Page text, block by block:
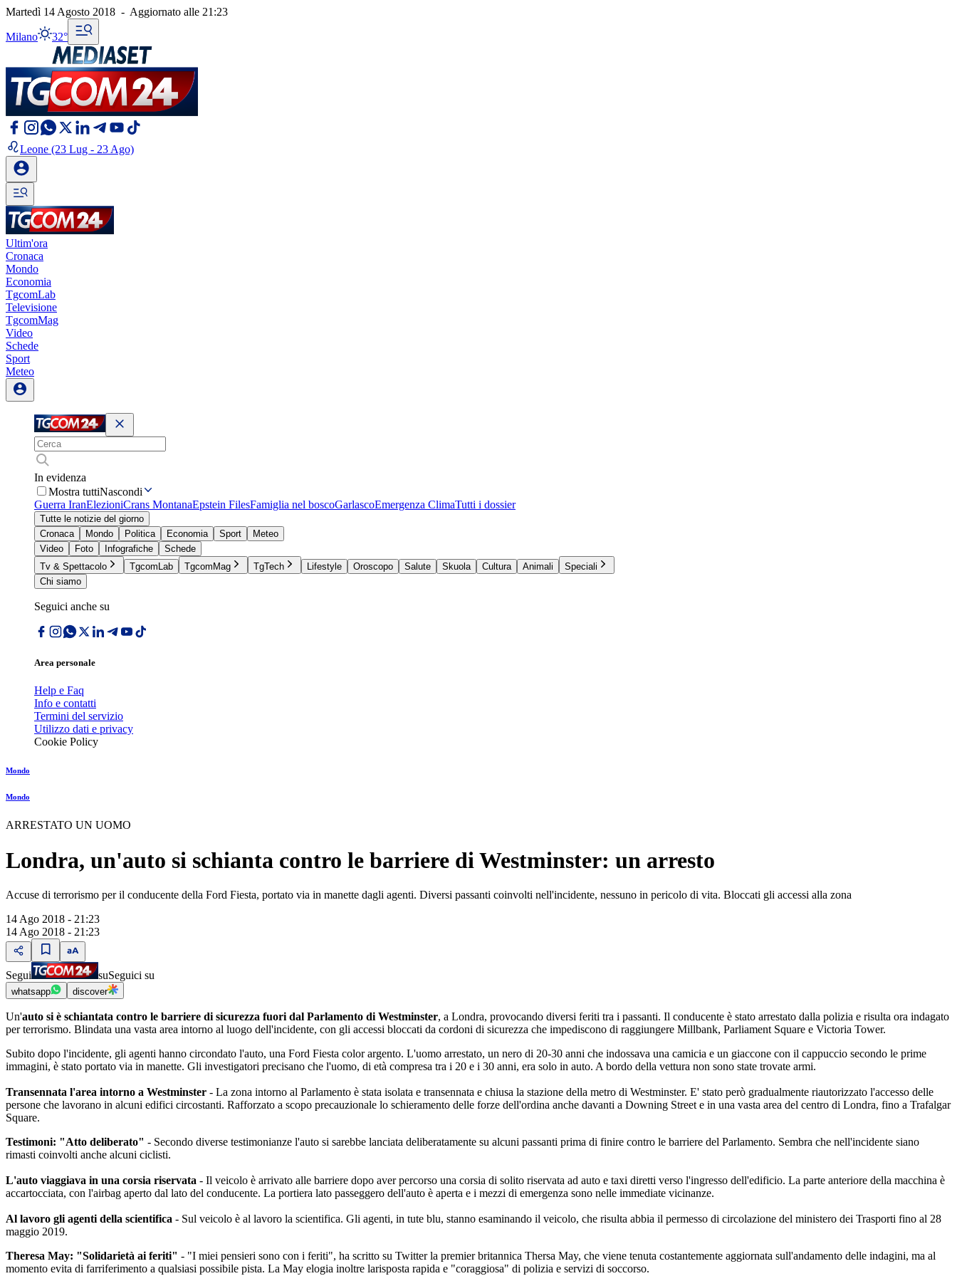
Martedì 14 Agosto 2018 - Aggiornato alle 21:23
Milano 32°
Leone (23 Lug - 23 Ago)
Ultim'ora
Cronaca
Mondo
Economia
TgcomLab
Televisione
TgcomMag
Video
Schede
Sport
Meteo
In evidenza
Mostra tuttiNascondi
Guerra IranElezioniCrans MontanaEpstein FilesFamiglia nel boscoGarlascoEmergenza ClimaTutti i dossier
Tutte le notizie del giorno
Cronaca
Mondo Politica Economia Sport
Meteo
Video
Foto Infografiche
Schede
Tv & Spettacolo
TgcomLab TgcomMag TgTech Lifestyle Oroscopo Salute Skuola Cultura Animali
Speciali
Chi siamo
Seguici anche su
Area personale
Help e Faq
Info e contatti
Termini del servizio
Utilizzo dati e privacy
Cookie Policy
Mondo
Mondo
ARRESTATO UN UOMO
Londra, un'auto si schianta contro le barriere di Westminster: un arresto
Accuse di terrorismo per il conducente della Ford Fiesta, portato via in manette dagli agenti. Diversi passanti coinvolti nell'incidente, nessuno in pericolo di vita. Bloccati gli accessi alla zona
14 Ago 2018 - 21:23
14 Ago 2018 - 21:23
Segui suSeguici su
whatsapp discover
Un'auto si è schiantata contro le barriere di sicurezza fuori dal Parlamento di Westminster, a Londra, provocando diversi feriti tra i passanti. Il conducente è stato arrestato dalla polizia e risulta ora indagato
per terrorismo. Blindata una vasta area intorno al luogo dell'incidente, con gli accessi bloccati da cordoni di sicurezza che impediscono di raggiungere Millbank, Parliament Square e Victoria Tower.
Subito dopo l'incidente, gli agenti hanno circondato l'auto, una Ford Fiesta color argento. L'uomo arrestato, un nero di 20-30 anni che indossava una camicia e un giaccone con il cappuccio secondo le prime
immagini, è stato portato via in manette. Gli investigatori precisano che l'uomo, di età compresa tra i 20 e i 30 anni, era solo in auto. A bordo della vettura non sono state trovate armi.
Transennata l'area intorno a Westminster - La zona intorno al Parlamento è stata isolata e transennata e chiusa la stazione della metro di Westminster. E' stato però gradualmente riautorizzato l'accesso delle
persone che lavorano in alcuni edifici circostanti. Rafforzato a scopo precauzionale lo schieramento delle forze dell'ordina anche davanti a Downing Street e in una vasta area del centro di Londra, fino a Trafalgar
Square.
Testimoni: "Atto deliberato" - Secondo diverse testimonianze l'auto si sarebbe lanciata deliberatamente su alcuni passanti prima di finire contro le barriere del Parlamento. Sembra che nell'incidente siano
rimasti coinvolti anche alcuni ciclisti.
L'auto viaggiava in una corsia riservata - Il veicolo è arrivato alle barriere dopo aver percorso una corsia di solito riservata ad auto e taxi diretti verso l'ingresso dell'edificio. La parte anteriore della macchina è
accartocciata, con l'airbag aperto dal lato del conducente. La portiera lato passeggero dell'auto è aperta e i mezzi di emergenza sono nelle immediate vicinanze.
Al lavoro gli agenti della scientifica - Sul veicolo è al lavoro la scientifica. Gli agenti, in tute blu, stanno esaminando il veicolo, che risulta abbia il permesso di circolazione del ministero dei Trasporti fino al 28
maggio 2019.
Theresa May: "Solidarietà ai feriti" - "I miei pensieri sono con i feriti", ha scritto su Twitter la premier britannica Thersa May, che viene tenuta costantemente aggiornata sull'andamento delle indagini, ma al
momento evita di farriferimento a qualsiasi possibile pista. La May elogia inoltre larisposta rapida e "coraggiosa" di polizia e servizi di soccorso.